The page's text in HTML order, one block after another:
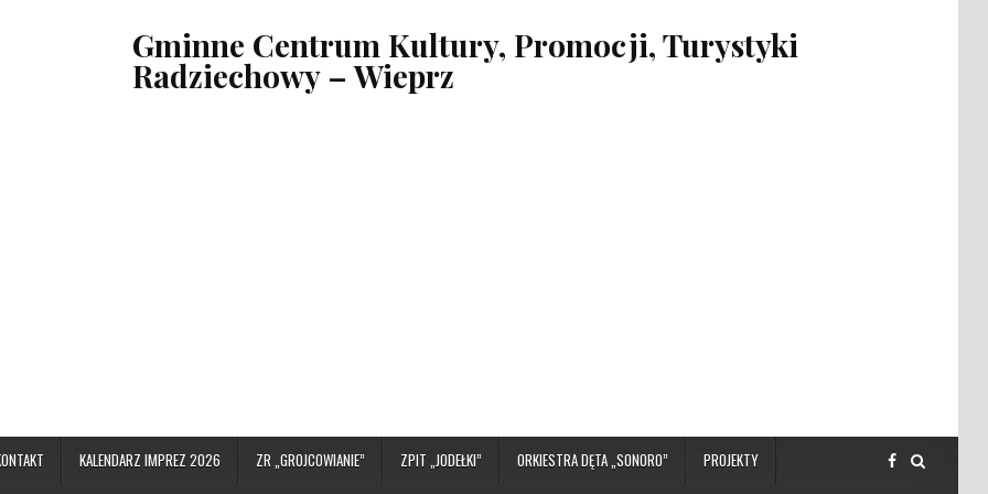
Gminne Centrum Kultury, Promocji, Turystyki
Radziechowy – Wieprz
KALENDARZ IMPREZ 2026 ZR „GROJCOWIANIE” ZPIT „JODEŁKI” ORKIESTRA DĘTA „SONORO” PROJEKTY